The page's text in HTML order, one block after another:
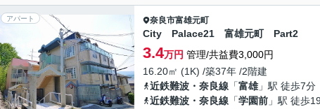
アパート 奈良市富雄元町
City Palace21 富雄元町 Part2
3.4万円 管理/共益費3,000円
16.20㎡ (1K) /築37年 /2階建
近鉄難波・奈良線 「富雄」駅 徒歩7分
近鉄難波・奈良線 「学園前 」駅 徒歩